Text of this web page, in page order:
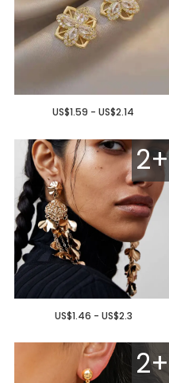
US$1.59 - US$2.14
2+
US$1.46 - US$2.3
2+